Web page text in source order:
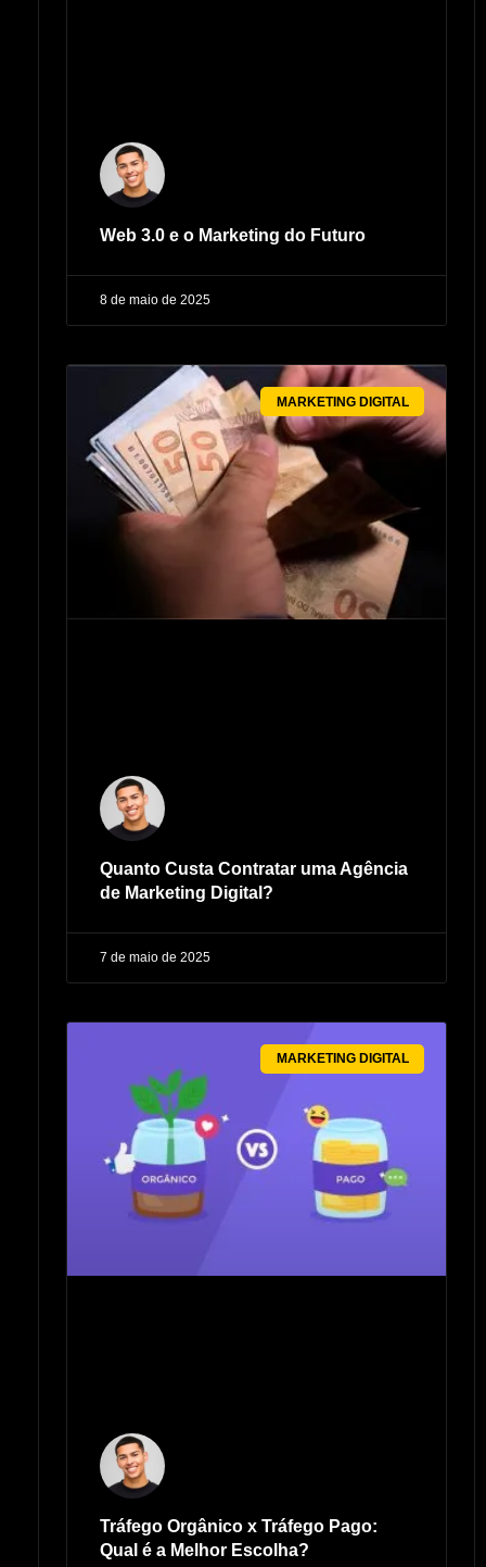
Web 3.0 e o Marketing do Futuro
8 de maio de 2025
MARKETING DIGITAL
Quanto Custa Contratar uma Agência
de Marketing Digital?
7 de maio de 2025
MARKETING DIGITAL
Tráfego Orgânico x Tráfego Pago:
Qual é a Melhor Escolha?